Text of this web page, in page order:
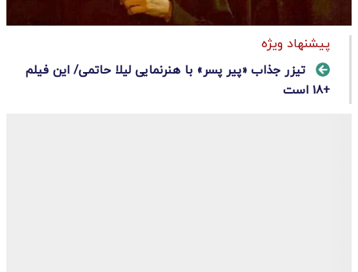
پیشنهاد ویژه
تیزر جذاب «پیر پسر» با هنرنمایی لیلا حاتمی/ این فیلم
+18 است